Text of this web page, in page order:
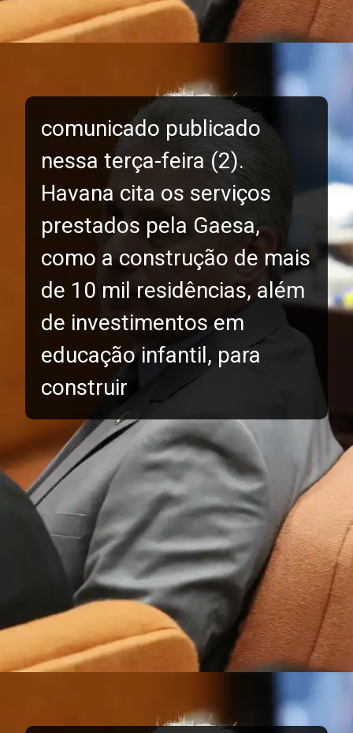
comunicado publicado
nessa terça-feira (2).
Havana cita os serviços
prestados pela Gaesa,
como a construção de mais
de 10 mil residências, além
de investimentos em
educação infantil, para
construir